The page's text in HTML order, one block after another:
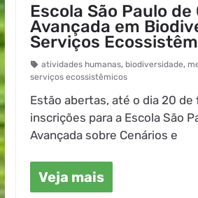
Escola São Paulo de
Avançada em
Serviços
atividades humanas, biodiversidade,
serviços ecossistêmicos
Estão abertas, até o dia 20 de
inscrições para a Escola São
Avançada sobre Cenários e
Veja mais